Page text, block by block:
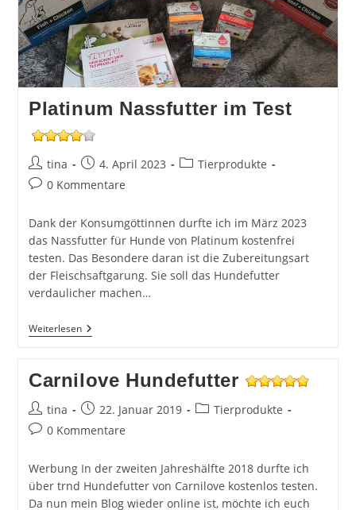
Platinum Nassfutter im Test
Beitrags-
Autor:
tina
Beitrag
veröffentlicht:
4. April 2023
Beitrags-
Tierprodukte
Beitrags-
0 Kommentare
Dank der Konsumgöttinnen durfte ich im März 2023
das Nassfutter für Hunde von Platinum kostenfrei
testen. Das Besondere daran ist die Zubereitungsart
der Fleischsaftgarung. Sie soll das Hundefutter
verdaulicher machen…
WeiterlesenPlatinum
Nassfutter
Carnilove Hundefutter
Beitrags-
Autor:
tina
Beitrag
veröffentlicht:
22. Januar 2019
Beitrags-
Tierprodukte
Beitrags-
0 Kommentare
Werbung In der zweiten Jahreshälfte 2018 durfte ich
über trnd Hundefutter von Carnilove kostenlos testen.
Da nun mein Blog wieder online ist, möchte ich euch